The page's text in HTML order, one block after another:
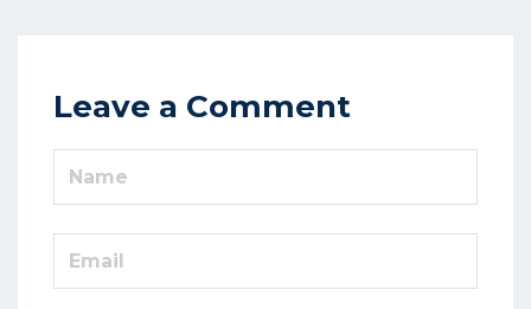
Leave a Comment